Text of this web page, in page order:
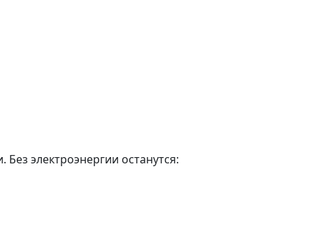
электроэнергии останутся: